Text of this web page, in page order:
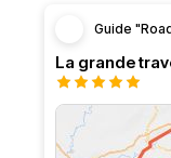
Guide
La grande